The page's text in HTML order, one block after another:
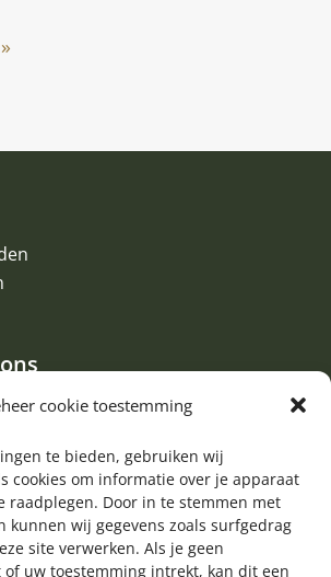
cookie toestemming
te bieden, gebruiken wij
cookies om informatie over je apparaat
raadplegen. Door in te stemmen met
kunnen wij gegevens zoals surfgedrag
site verwerken. Als je geen
uw toestemming intrekt, kan dit een
of oproep plaatsen
redactie van de Zwerfsteen
Facebook